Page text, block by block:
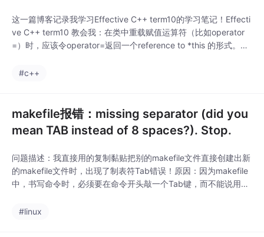
这一篇博客记录我学习Effective C++ term10的学习笔记！Effecti
ve C++ term10 教会我：在类中重载赋值运算符（比如operator
=）时，应该令operator=返回一个reference to *this 的形式。
式返回，也即用类名&做返回值）下面就是标准的代码规范：#incl
#c++
makefile报错：missing separator (did you
mean TAB instead of 8 spaces?). Stop.
问题描述：我直接用的复制黏贴把别的makefile文件直接创建出新
的makefile文件时，出现了制表符Tab错误！原因：因为makefile
中，书写命令时，必须要在命令开头敲一个Tab键，而不能说用8
们不会生效为真正地makefile命令！（可以看到直接复制的话命令
#linux